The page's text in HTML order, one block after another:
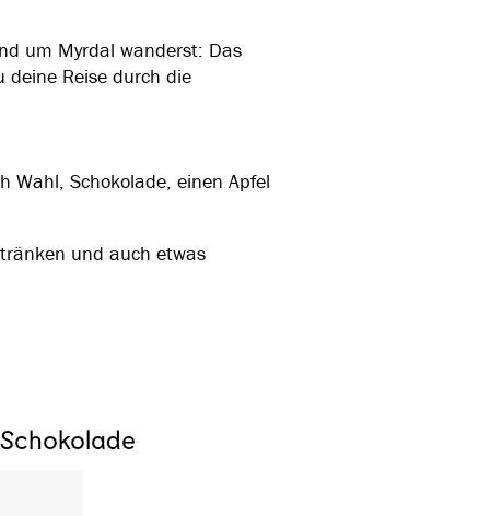
um Myrdal wanderst: Das
deine Reise durch die
Wahl, Schokolade, einen Apfel
und auch etwas